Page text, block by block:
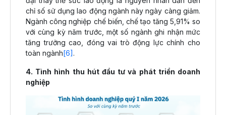
chỉ số sử dụng lao động ngành này ngày càng giảm.
Ngành công nghiệp chế biến, chế tạo tăng 5,91% so
với cùng kỳ năm trước, một số ngành ghi nhận mức
tăng trưởng cao, đóng vai trò động lực chính cho
toàn ngành[6] .
4. Tình hình thu hút đầu tư và phát triển doanh
nghiệp